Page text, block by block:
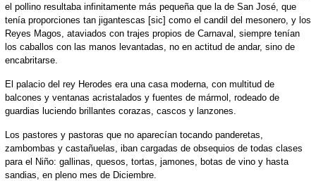
el pollino resultaba infinitamente más pequeña que la de San José, que
tenía proporciones tan jigantescas [sic] como el candil del mesonero, y los
Reyes Magos, ataviados con trajes propios de Carnaval, siempre tenían
los caballos con las manos levantadas, no en actitud de andar, sino de
encabritarse.
El palacio del rey Herodes era una casa moderna, con multitud de
balcones y ventanas acristalados y fuentes de mármol, rodeado de
guardias luciendo brillantes corazas, cascos y lanzones.
Los pastores y pastoras que no aparecían tocando panderetas,
zambombas y castañuelas, iban cargadas de obsequios de todas clases
para el Niño: gallinas, quesos, tortas, jamones, botas de vino y hasta
sandias, en pleno mes de Diciembre.